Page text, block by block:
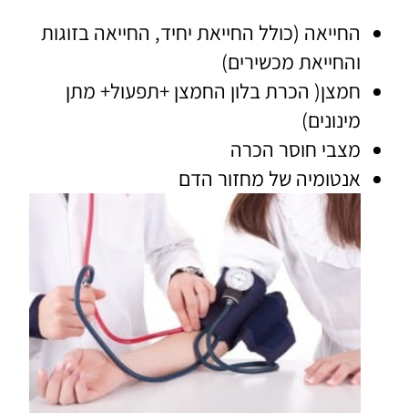
החייאה (כולל החייאת יחיד, החייאה בזוגות
והחייאת מכשירים)
חמצן( הכרת בלון החמצן +תפעול+ מתן
מינונים)
מצבי חוסר הכרה
אנטומיה של מחזור הדם